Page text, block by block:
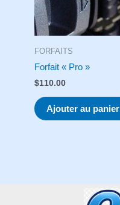
FORFAITS
Forfait « Pro »
$110.00
Ajouter au panier